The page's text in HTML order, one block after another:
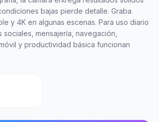
bajas pierde detalle. Graba
y 4K en algunas escenas. Para uso diario
mensajería, navegación,
y productividad básica funcionan